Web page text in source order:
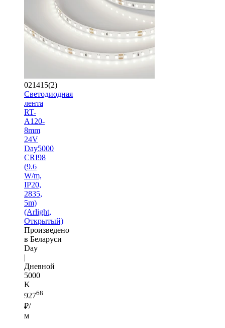
021415(2)
Светодиодная
лента
RT-
A120-
8mm
24V
Day5000
CRI98
(9.6
W/m,
IP20,
2835,
5m)
(Arlight,
Открытый)
Произведено
в Беларуси
Day
|
Дневной
5000
K
92768
₽/
м